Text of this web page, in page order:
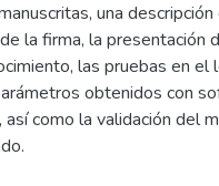
una
la firma, la presentación
las pruebas en el
obtenidos con
como la validación del